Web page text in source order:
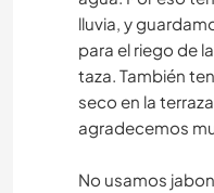
lluvia, y
para el riego de
taza. También
seco en la
agradecemos
No usamos